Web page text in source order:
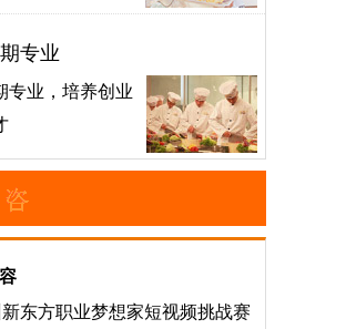
专业
专业，培养创业
东方职业梦想家短视频挑战赛